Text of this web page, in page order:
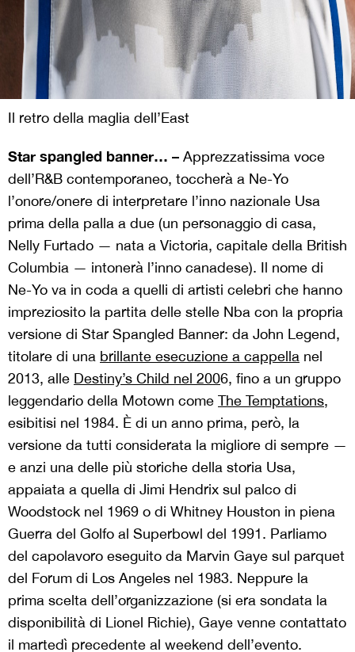
Il retro della maglia dell’East
Star spangled banner… – Apprezzatissima voce
dell’R&B contemporaneo, toccherà a Ne-Yo
l’onore/onere di interpretare l’inno nazionale Usa
prima della palla a due (un personaggio di casa,
Nelly Furtado — nata a Victoria, capitale della British
Columbia — intonerà l’inno canadese). Il nome di
Ne-Yo va in coda a quelli di artisti celebri che hanno
impreziosito la partita delle stelle Nba con la propria
versione di Star Spangled Banner: da John Legend,
titolare di una brillante esecuzione a cappella nel
2013, alle Destiny’s Child nel 2006, fino a un gruppo
leggendario della Motown come The Temptations,
esibitisi nel 1984. È di un anno prima, però, la
versione da tutti considerata la migliore di sempre —
e anzi una delle più storiche della storia Usa,
appaiata a quella di Jimi Hendrix sul palco di
Woodstock nel 1969 o di Whitney Houston in piena
Guerra del Golfo al Superbowl del 1991. Parliamo
del capolavoro eseguito da Marvin Gaye sul parquet
del Forum di Los Angeles nel 1983. Neppure la
prima scelta dell’organizzazione (si era sondata la
disponibilità di Lionel Richie), Gaye venne contattato
il martedì precedente al weekend dell’evento.